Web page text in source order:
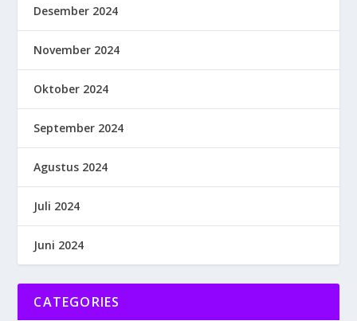
Desember 2024
November 2024
Oktober 2024
September 2024
Agustus 2024
Juli 2024
Juni 2024
CATEGORIES